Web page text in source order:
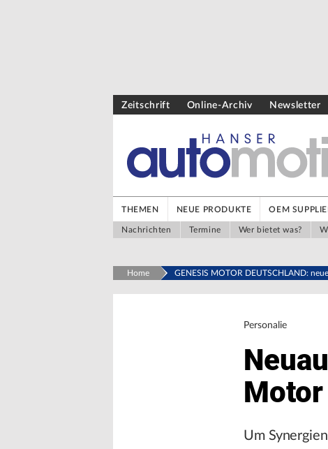
Zeitschrift Online-Archiv Newsletter
THEMEN NEUE PRODUKTE OEM
Nachrichten Termine Wer bietet was?
Home GENESIS MOTOR DEUTSCHLAND:
Personalie
Motor
Um